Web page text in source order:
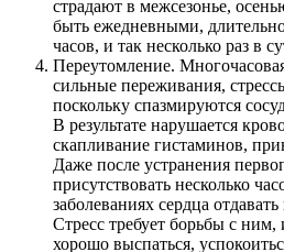
страдают в межсезонье,
быть ежедневными,
часов, и так несколько раз в
Переутомление.
сильные переживания,
поскольку спазмируются
В результате нарушается
скапливание гистаминов,
Даже после устранения
присутствовать несколько
заболеваниях сердца
Стресс требует борьбы с
хорошо выспаться,